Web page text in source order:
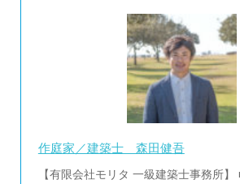
作庭家／建築士 森田健吾
【有限会社モリタ 一級建築士事務所